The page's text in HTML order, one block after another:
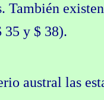
También
35 y $ 38).
austral las